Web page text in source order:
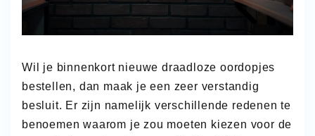
Wil je binnenkort nieuwe draadloze oordopjes
bestellen, dan maak je een zeer verstandig
besluit. Er zijn namelijk verschillende redenen te
benoemen waarom je zou moeten kiezen voor de